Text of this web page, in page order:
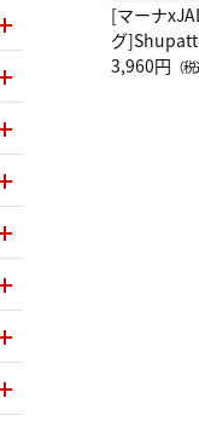
[マーナ
グ
グ Drop
3,960円 （